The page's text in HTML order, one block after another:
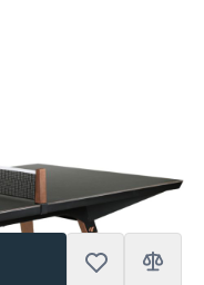
Op voorraad